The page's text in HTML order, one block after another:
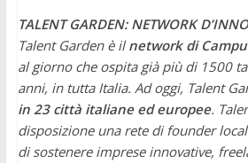
TALENT GARDEN: NETWORK
Talent Garden è il network di
al giorno che ospita già più di 1500
anni, in tutta Italia. Ad oggi, Talent
in 23 città italiane ed europee.
disposizione una rete di founder
di sostenere imprese innovative,